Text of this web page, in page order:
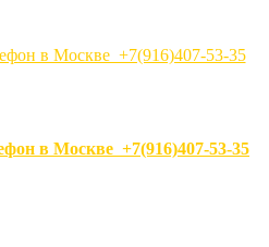
в Москве +7(916)407-53-35
в Москве +7(916)407-53-35